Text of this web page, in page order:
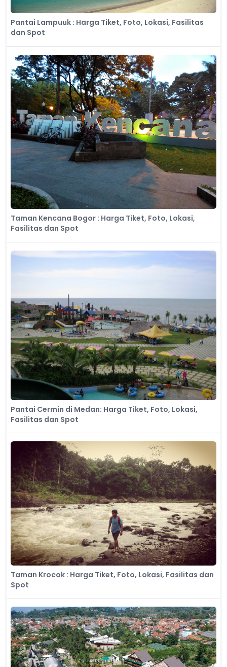
Pantai Lampuuk : Harga Tiket, Foto, Lokasi, Fasilitas
dan Spot
Taman Kencana Bogor : Harga Tiket, Foto, Lokasi,
Fasilitas dan Spot
Pantai Cermin di Medan: Harga Tiket, Foto, Lokasi,
Fasilitas dan Spot
Taman Krocok : Harga Tiket, Foto, Lokasi, Fasilitas dan
Spot